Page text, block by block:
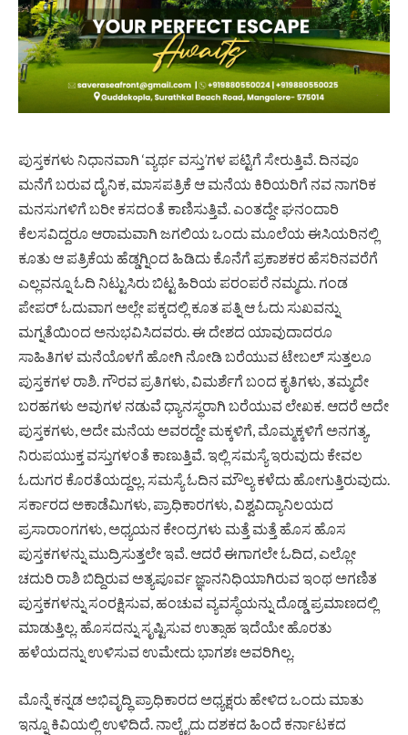
ಪುಸ್ತಕಗಳು ನಿಧಾನವಾಗಿ ‘ವ್ಯರ್ಥ ವಸ್ತು’ಗಳ ಪಟ್ಟಿಗೆ ಸೇರುತ್ತಿವೆ. ದಿನವೂ
ಮನೆಗೆ ಬರುವ ದೈನಿಕ, ಮಾಸಪತ್ರಿಕೆ ಆ ಮನೆಯ ಕಿರಿಯರಿಗೆ ನವ ನಾಗರಿಕ
ಮನಸುಗಳಿಗೆ ಬರೀ ಕಸದಂತೆ ಕಾಣಿಸುತ್ತಿವೆ. ಎಂತದ್ದೇ ಘನಂದಾರಿ
ಕೆಲಸವಿದ್ದರೂ ಆರಾಮವಾಗಿ ಜಗಲಿಯ ಒಂದು ಮೂಲೆಯ ಈಸಿಯರಿನಲ್ಲಿ
ಕೂತು ಆ ಪತ್ರಿಕೆಯ ಹೆಡ್ಡಗ್ನಿಂದ ಹಿಡಿದು ಕೊನೆಗೆ ಪ್ರಕಾಶಕರ ಹೆಸರಿನವರೆಗೆ
ಎಲ್ಲವನ್ನೂ ಓದಿ ನಿಟ್ಟುಸಿರು ಬಿಟ್ಟ ಹಿರಿಯ ಪರಂಪರೆ ನಮ್ಮದು. ಗಂಡ
ಪೇಪರ್ ಓದುವಾಗ ಅಲ್ಲೇ ಪಕ್ಕದಲ್ಲಿ ಕೂತ ಪತ್ನಿ ಆ ಓದು ಸುಖವನ್ನು
ಮಗ್ನತೆಯಿಂದ ಅನುಭವಿಸಿದವರು. ಈ ದೇಶದ ಯಾವುದಾದರೂ
ಸಾಹಿತಿಗಳ ಮನೆಯೊಳಗೆ ಹೋಗಿ ನೋಡಿ ಬರೆಯುವ ಟೇಬಲ್ ಸುತ್ತಲೂ
ಪುಸ್ತಕಗಳ ರಾಶಿ. ಗೌರವ ಪ್ರತಿಗಳು, ವಿಮರ್ಶೆಗೆ ಬಂದ ಕೃತಿಗಳು, ತಮ್ಮದೇ
ಬರಹಗಳು ಅವುಗಳ ನಡುವೆ ಧ್ಯಾನಸ್ಥರಾಗಿ ಬರೆಯುವ ಲೇಖಕ. ಆದರೆ ಅದೇ
ಪುಸ್ತಕಗಳು, ಅದೇ ಮನೆಯ ಅವರದ್ದೇ ಮಕ್ಕಳಿಗೆ, ಮೊಮ್ಮಕ್ಕಳಿಗೆ ಅನಗತ್ಯ,
ನಿರುಪಯುಕ್ತ ವಸ್ತುಗಳಂತೆ ಕಾಣುತ್ತಿವೆ. ಇಲ್ಲಿ ಸಮಸ್ಯೆ ಇರುವುದು ಕೇವಲ
ಓದುಗರ ಕೊರತೆಯದ್ದಲ್ಲ. ಸಮಸ್ಯೆ ಓದಿನ ಮೌಲ್ಯ ಕಳೆದು ಹೋಗುತ್ತಿರುವುದು.
ಸರ್ಕಾರದ ಅಕಾಡೆಮಿಗಳು, ಪ್ರಾಧಿಕಾರಗಳು, ವಿಶ್ವವಿದ್ಯಾನಿಲಯದ
ಪ್ರಸಾರಾಂಗಗಳು, ಅಧ್ಯಯನ ಕೇಂದ್ರಗಳು ಮತ್ತೆ ಮತ್ತೆ ಹೊಸ ಹೊಸ
ಪುಸ್ತಕಗಳನ್ನು ಮುದ್ರಿಸುತ್ತಲೇ ಇವೆ. ಆದರೆ ಈಗಾಗಲೇ ಓದಿದ, ಎಲ್ಲೋ
ಚದುರಿ ರಾಶಿ ಬಿದ್ದಿರುವ ಅತ್ಯಪೂರ್ವ ಜ್ಞಾನನಿಧಿಯಾಗಿರುವ ಇಂಥ ಅಗಣಿತ
ಪುಸ್ತಕಗಳನ್ನು ಸಂರಕ್ಷಿಸುವ, ಹಂಚುವ ವ್ಯವಸ್ಥೆಯನ್ನು ದೊಡ್ಡ ಪ್ರಮಾಣದಲ್ಲಿ
ಮಾಡುತ್ತಿಲ್ಲ. ಹೊಸದನ್ನು ಸೃಷ್ಟಿಸುವ ಉತ್ಸಾಹ ಇದೆಯೇ ಹೊರತು
ಹಳೆಯದನ್ನು ಉಳಿಸುವ ಉಮೇದು ಭಾಗಶಃ ಅವರಿಗಿಲ್ಲ.
ಮೊನ್ನೆ ಕನ್ನಡ ಅಭಿವೃದ್ಧಿ ಪ್ರಾಧಿಕಾರದ ಅಧ್ಯಕ್ಷರು ಹೇಳಿದ ಒಂದು ಮಾತು
ಇನ್ನೂ ಕಿವಿಯಲ್ಲಿ ಉಳಿದಿದೆ. ನಾಲ್ಕೈದು ದಶಕದ ಹಿಂದೆ ಕರ್ನಾಟಕದ